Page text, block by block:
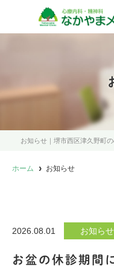
お知らせ｜堺市西区津久野町
ホーム お知らせ
2026.08.01 お知らせ
お盆の休診期間